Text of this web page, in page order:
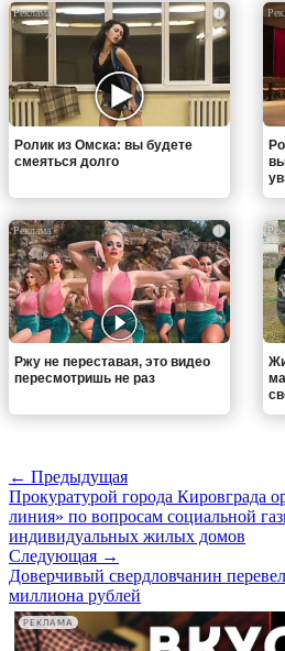
i
Ролик из Омска: вы будете
смеяться долго
i
Ржу не переставая, это видео
пересмотришь не раз
← Предыдущая
Прокуратурой города Кировграда
линия» по вопросам социальной
индивидуальных жилых домов
Следующая →
Доверчивый свердловчанин
миллиона рублей
РЕКЛАМА